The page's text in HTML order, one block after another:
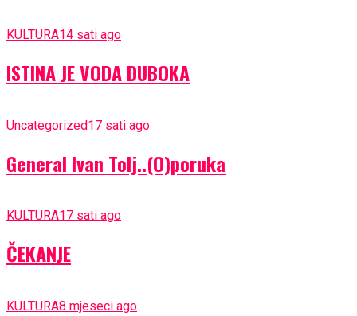
KULTURA14 sati ago
ISTINA JE VODA DUBOKA
Uncategorized17 sati ago
General Ivan Tolj..(O)poruka
KULTURA17 sati ago
ČEKANJE
KULTURA8 mjeseci ago